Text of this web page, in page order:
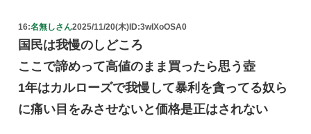
16:名無しさん2025/11/20(木) ID:3wIXoOSA0
国民は我慢のしどころ
ここで諦めって高値のまま買ったら思う壺
1年はカルローズで我慢して暴利を貪ってる奴ら
に痛い目をみさせないと価格是正はされない